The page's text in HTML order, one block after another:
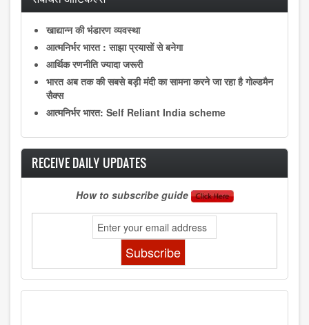
खाद्यान्न की भंडारण व्यवस्था
आत्मनिर्भर भारत : साझा प्रयासों से बनेगा
आर्थिक रणनीति ज्यादा जरूरी
भारत अब तक की सबसे बड़ी मंदी का सामना करने जा रहा है गोल्डमैन
सैक्स
आत्मनिर्भर भारत: Self Reliant India scheme
RECEIVE DAILY UPDATES
How to subscribe guide